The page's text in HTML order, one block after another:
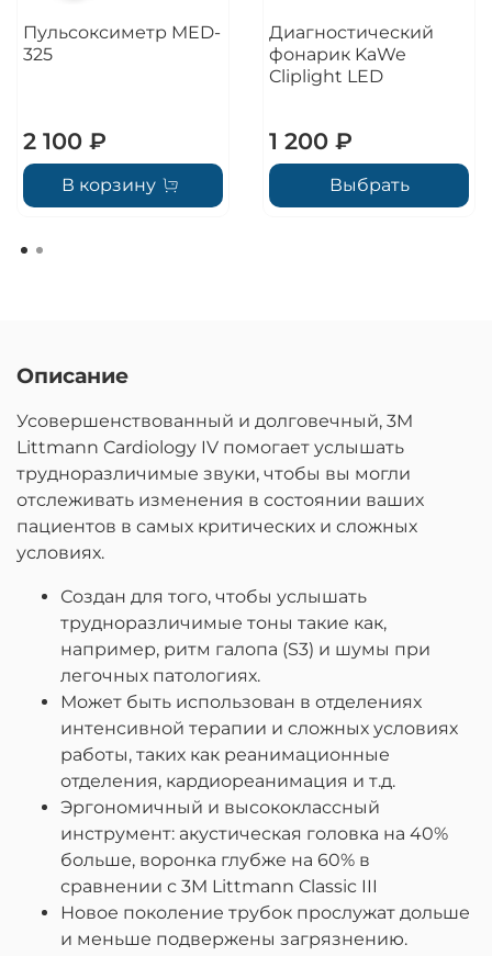
Пульсоксиметр MED-
325
2 100 ₽
В корзину
Диагностический
фонарик KaWe
Cliplight LED
1 200 ₽
Выбрать
Описание
Усовершенствованный и долговечный, 3M
Littmann Cardiology IV помогает услышать
трудноразличимые звуки, чтобы вы могли
отслеживать изменения в состоянии ваших
пациентов в самых критических и сложных
условиях.
Создан для того, чтобы услышать
трудноразличимые тоны такие как,
например, ритм галопа (S3) и шумы при
легочных патологиях.
Может быть использован в отделениях
интенсивной терапии и сложных условиях
работы, таких как реанимационные
отделения, кардиореанимация и т.д.
Эргономичный и высококлассный
инструмент: акустическая головка на 40%
больше, воронка глубже на 60% в
сравнении с 3M Littmann Classic III
Новое поколение трубок прослужат дольше
и меньше подвержены загрязнению.